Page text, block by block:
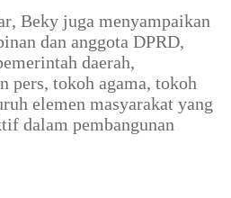
Beky juga menyampaikan
dan anggota DPRD,
daerah,
pers, tokoh agama, tokoh
elemen masyarakat yang
dalam pembangunan